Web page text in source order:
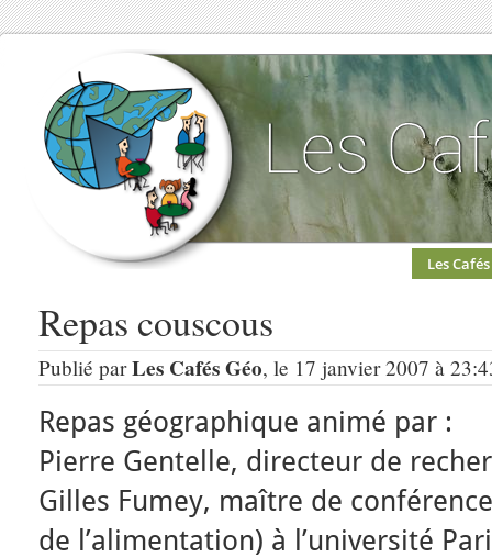
Les Cafés
Repas couscous
Publié parLes Cafés Géo, le 17 janvier 2007 à
Repas géographique animé par :
Pierre Gentelle, directeur de
Gilles Fumey, maître de
de l’alimentation) à l’université